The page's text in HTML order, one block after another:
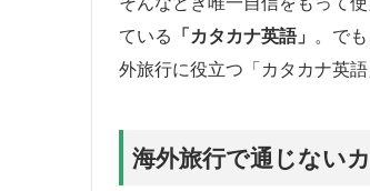
ている 「カタカナ英語」 。で
外旅行に役立つ「カタカナ英
海外旅行で通じない